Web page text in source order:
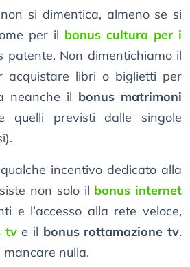
si dimentica, almeno se si
per il bonus cultura per i
patente. Non dimentichiamo il
acquistare libri o biglietti per
neanche il bonus matrimoni
quelli previsti dalle singole
incentivo dedicato alla
non solo il bonus internet
e l’accesso alla rete veloce,
tve il bonus rottamazione tv.
nulla.